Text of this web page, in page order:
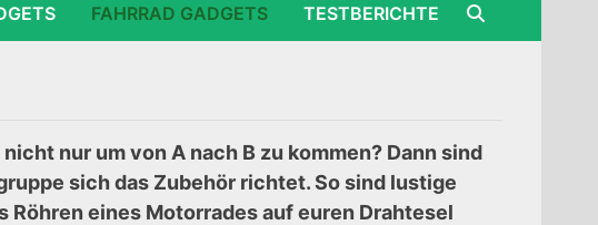
FAHRRAD GADGETS TESTBERICHTE
nur um von A nach B zu kommen? Dann sind
sich das Zubehör richtet. So sind lustige
eines Motorrades auf euren Drahtesel